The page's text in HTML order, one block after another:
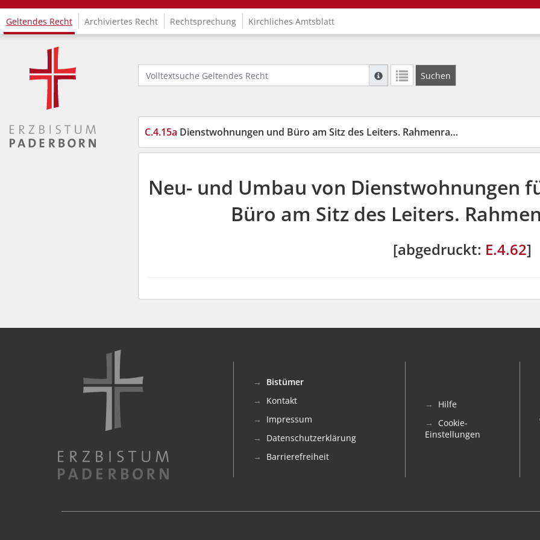
Logo Fachinformationssystem Kirchenrecht
Geltendes Recht Archiviertes Recht Rechtsprechung Kirchliches Amtsblatt
Volltextsuche Geltendes Recht
Suche mit Platzhalter "*", Bsp. Pfarrer*,
Suchen
C.4.15a Dienstwohnungen und Büro am Sitz des Leiters. Rahmenraumprogramm
Neu- und Umbau von Dienstwohnungen
Büro am Sitz des Leiters.
[abgedruckt: E.4.62]
Bistümer
Kontakt
Impressum
Datenschutzerklärung
Barrierefreiheit
Hilfe
Cookie-
Einstellungen